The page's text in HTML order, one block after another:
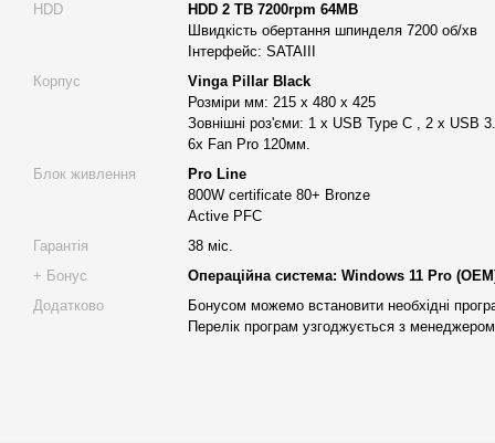
на ринку 11 роківі має понад 10 000
професійну консультацію
станція, якщо ви не знаєте, що вам потрібно;
Власне виробництво , гнужкі конфігурації (комлектуючі
можна змінити з перерахунком вартості);
Використовуємо тільки
співвідношення ціна-якість.Повна гарантія 38 місяців
Максимальна продуктивність
станцій Alfa Server, розгін процесора, рідинне
бенчмаркінг оптимізують ваші програмні додатки;
Кожна робоча станція Alfa Server проходить48-годинне
роботи та стрес-тести всіх компонентів;
HDD
HDD 2 TB 7200rpm 64MB
Швидкість обертання шпинделя 7200 об/хв
Інтерфейс: SATAIII
Корпус
Vinga Pillar Black
Розміри мм: 215 x 480 x 425
Зовнішні роз'єми: 1 x USB Type C , 2 x USB
6х Fan Pro 120мм.
Блок живлення
Pro Line
800W certificate 80+ Bronze
Active PFC
Гарантія
38 міс.
+ Бонус
Операційна система: Windows 11 Pro
Додатково
Бонусом можемо встановити необхідні
Перелік програм узгоджується з